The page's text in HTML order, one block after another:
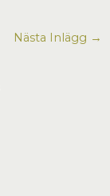
Nästa Inlägg →